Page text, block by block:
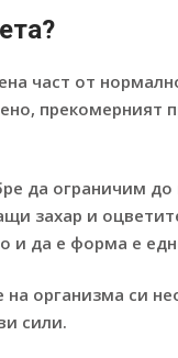
част от
прекомерният
да ограничим
захар и
и да е форма е
организма си
сили.